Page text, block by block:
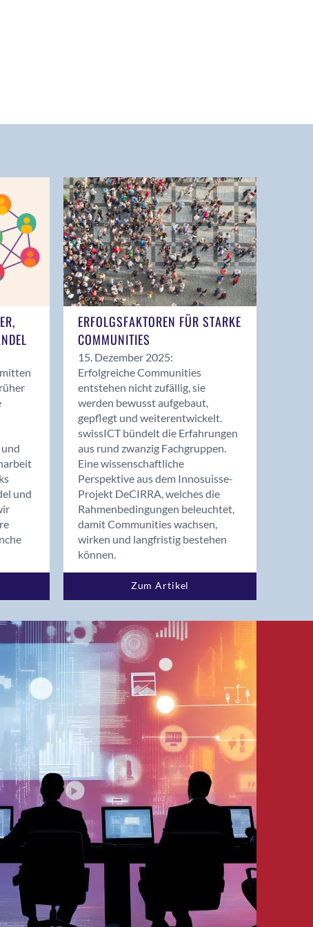
und
ERFOLGSFAKTOREN FÜR STARKE
COMMUNITIES
15. Dezember 2025:
Erfolgreiche Communities
entstehen nicht zufällig, sie
werden bewusst aufgebaut,
gepflegt und weiterentwickelt.
swissICT bündelt die Erfahrungen
aus rund zwanzig Fachgruppen.
Eine wissenschaftliche
Perspektive aus dem Innosuisse-
Projekt DeCIRRA, welches die
Rahmenbedingungen beleuchtet,
damit Communities wachsen,
wirken und langfristig bestehen
können.
Zum Artikel